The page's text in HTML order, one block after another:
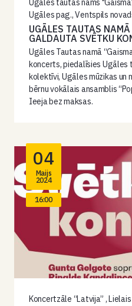
Ugāles tautas nams
Ugāles pag., Ventspils
UGĀLES TAUTAS
GALDAUTA SVĒTKU
Ugāles Tautas namā
koncerts, piedalīsies Ugāles
kolektīvi, Ugāles mūzikas un
bērnu vokālais ansamblis
Ieeja bez maksas.
04
Maijs
2024
16:00
Koncertzāle “Latvija” ,